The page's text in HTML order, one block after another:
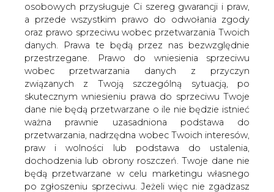
osobowych przysługuje Ci szereg gwarancji i praw,
a przede wszystkim prawo do odwołania zgody
oraz prawo sprzeciwu wobec przetwarzania Twoich
danych. Prawa te będą przez nas bezwzględnie
przestrzegane. Prawo do wniesienia sprzeciwu
wobec przetwarzania danych z przyczyn
związanych z Twoją szczególną sytuacją, po
skutecznym wniesieniu prawa do sprzeciwu Twoje
dane nie będą przetwarzane o ile nie będzie istnieć
ważna prawnie uzasadniona podstawa do
przetwarzania, nadrzędna wobec Twoich interesów,
praw i wolności lub podstawa do ustalenia,
dochodzenia lub obrony roszczeń. Twoje dane nie
będą przetwarzane w celu marketingu własnego
po zgłoszeniu sprzeciwu. Jeżeli więc nie zgadzasz
Po wtorkowym spadku wczoraj ropa
podrożała. Wieczorem za baryłkę trzeba
było zapłacić 33,35 dolarów. Notowania
ropy poszły w górę mimo danych o
wzroście zapasów ropy w USA o 1,6
miliona baryłek podanych przez
Departament Energii. Zdaniem dilerów
dzisiaj surowiec powinien tanieć.
kilknij TU i przeczytaj pełną informację w serwisie e-
petrol.pl